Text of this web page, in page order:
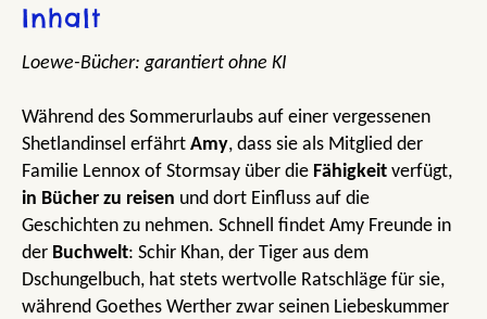
Inhalt
Loewe-Bücher: garantiert ohne KI
Während des Sommerurlaubs auf einer vergessenen
Shetlandinsel erfährt Amy, dass sie als Mitglied der
Familie Lennox of Stormsay über die Fähigkeit verfügt,
in Bücher zu reisen und dort Einfluss auf die
Geschichten zu nehmen. Schnell findet Amy Freunde in
der Buchwelt: Schir Khan, der Tiger aus dem
Dschungelbuch, hat stets wertvolle Ratschläge für sie,
während Goethes Werther zwar seinen Liebeskummer